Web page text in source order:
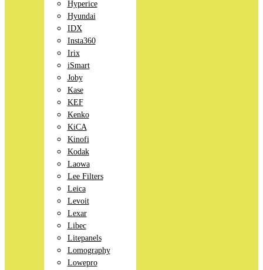
Hyperice
Hyundai
IDX
Insta360
Irix
iSmart
Joby
Kase
KEF
Kenko
KiCA
Kinofi
Kodak
Laowa
Lee Filters
Leica
Levoit
Lexar
Libec
Litepanels
Lomography
Lowepro